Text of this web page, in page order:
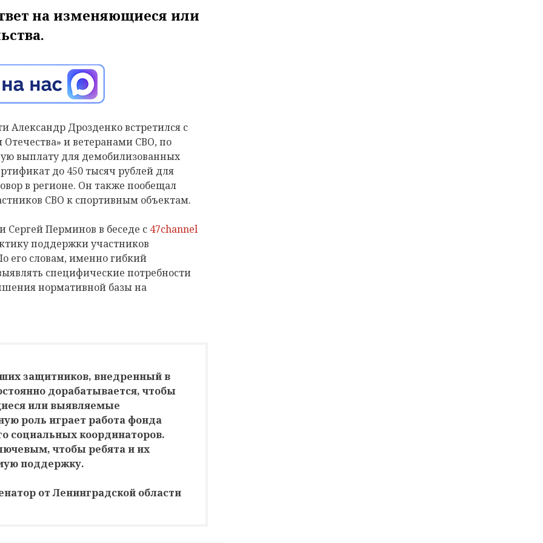
на изменяющиеся или
Александр Дрозденко встретился с
и ветеранами СВО, по
выплату для демобилизованных
до 450 тысяч рублей для
в регионе. Он также пообещал
СВО к спортивным объектам.
Сергей Перминов в беседе с 47channel
поддержки участников
его словам, именно гибкий
специфические потребности
нормативной базы на
защитников, внедренный в
дорабатывается, чтобы
или выявляемые
роль играет работа фонда
социальных координаторов.
чтобы ребята и их
поддержку.
от Ленинградской области